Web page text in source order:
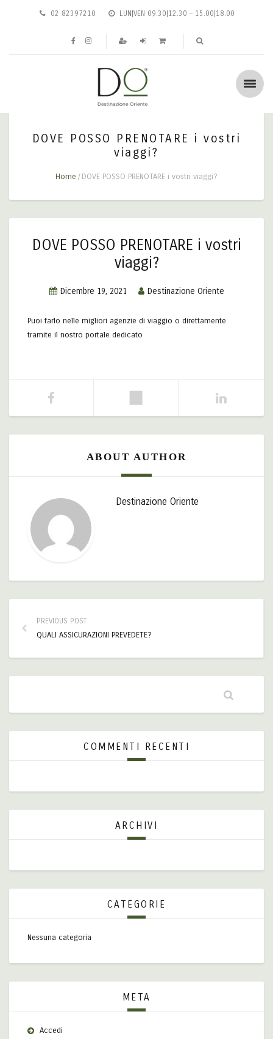
02 82397210 LUN|VEN 09.30|12.30 – 15.00|18.00
DOVE POSSO PRENOTARE i vostri
viaggi?
Home DOVE POSSO PRENOTARE i vostri viaggi?
DOVE POSSO PRENOTARE i vostri
viaggi?
Dicembre 19, 2021 Destinazione Oriente
Puoi farlo nelle migliori agenzie di viaggio o direttamente
tramite il nostro portale dedicato
ABOUT AUTHOR
Destinazione Oriente
PREVIOUS POST
QUALI ASSICURAZIONI PREVEDETE?
COMMENTI RECENTI
ARCHIVI
CATEGORIE
Nessuna categoria
META
Accedi